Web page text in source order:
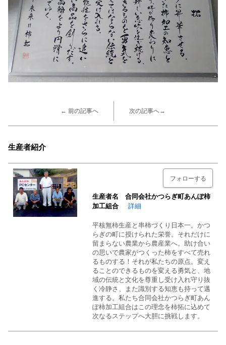
← 前の記事へ 次の記事へ→
生産者紹介
フォローする
生産者名 合同会社かつらぎ町あんぽ柿
加工組合
詳細
平核無柿生産と串柿づくり日本一。かつ
らぎの町に授けられた栄誉。それだけに
留まらない農業から農産業へ。助け合い
の思いで農家がつくった柿をすべて売れ
るものする！それが私たちの原点。変え
ることのできるものを変える勇気と、地
域の伝統と文化を尊重し受け入れ守り抜
く冷静さ、また識別する知恵も持って邁
進する。私たち合同会社かつらぎ町あん
ぽ柿加工組合はこの理念を柿拓に込めて
次なるステップへ大胆に挑戦します。